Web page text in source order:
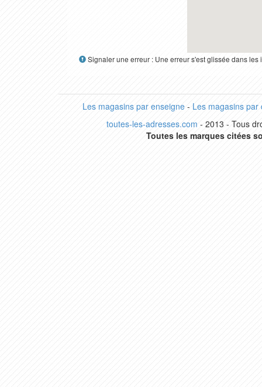
Signaler une erreur : Une erreur s'est glissée dans
Les magasins par enseigne- Les magasins par
toutes-les-adresses.com - 2013 - Tous
Toutes les marques citées